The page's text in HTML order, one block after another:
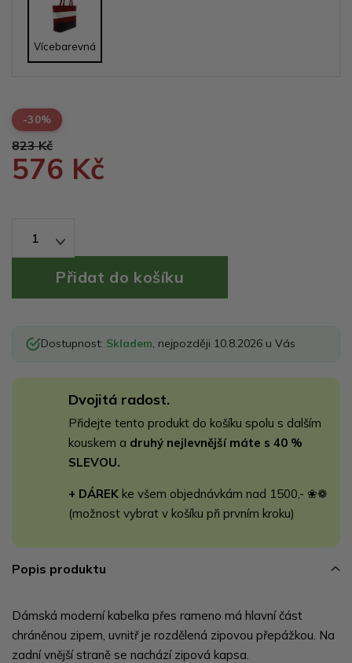
Vícebarevná
-30%
823 Kč
576 Kč
1
Dostupnost: Skladem, nejpozději 10.8.2026 u Vás
Dvojitá radost.
Přidejte tento produkt do košíku spolu s dalším
kouskem a druhý nejlevnější máte s 40 %
SLEVOU.
+ DÁREK ke všem objednávkám nad 1500,- ❀❁
(možnost vybrat v košíku při prvním kroku)
Popis produktu
Dámská moderní kabelka přes rameno má hlavní část
chráněnou zipem, uvnitř je rozdělená zipovou přepážkou. Na
zadní vnější straně se nachází zipová kapsa.